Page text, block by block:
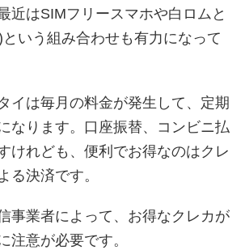
近はSIMフリースマホや白ロムと
いう組み合わせも有力になって
イは毎月の料金が発生して、定期
なります。口座振替、コンビニ払
けれども、便利でお得なのはクレ
る決済です。
事業者によって、お得なクレカが
注意が必要です。